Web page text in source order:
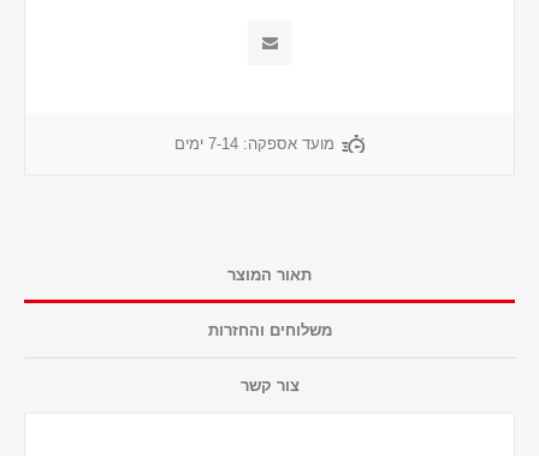
מועד אספקה: 7-14 ימים
תאור המוצר
משלוחים והחזרות
צור קשר